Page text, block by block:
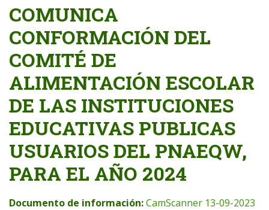
COMUNICA
CONFORMACIÓN DEL
COMITÉ DE
ALIMENTACIÓN ESCOLAR
DE LAS INSTITUCIONES
EDUCATIVAS PUBLICAS
USUARIOS DEL PNAEQW,
PARA EL AÑO 2024
Documento de información:CamScanner 13-09-2023